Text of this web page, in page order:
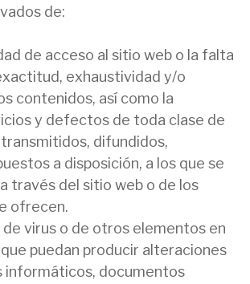
de:
de acceso al sitio web o la falta
exhaustividad y/o
contenidos, así como la
y defectos de toda clase de
difundidos,
a disposición, a los que se
través del sitio web o de los
ofrecen.
de virus o de otros elementos en
puedan producir alteraciones
informáticos, documentos